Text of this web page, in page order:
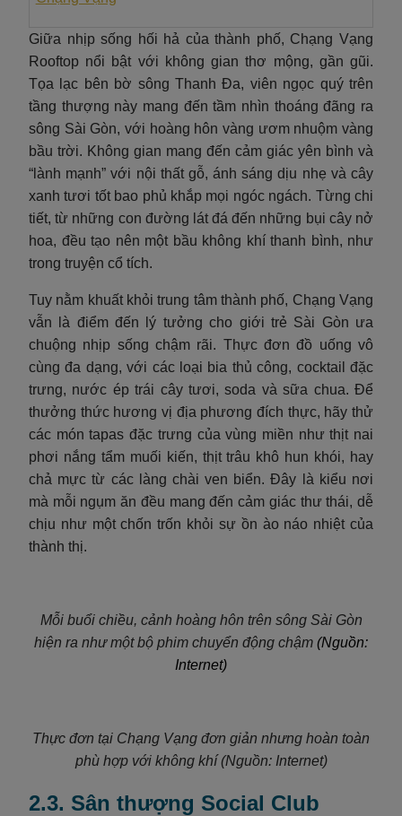
Giữa nhịp sống hối hả của thành phố, Chạng Vạng
Rooftop nổi bật với không gian thơ mộng, gần gũi.
Tọa lạc bên bờ sông Thanh Đa, viên ngọc quý trên
tầng thượng này mang đến tầm nhìn thoáng đãng ra
sông Sài Gòn, với hoàng hôn vàng ươm nhuộm vàng
bầu trời. Không gian mang đến cảm giác yên bình và
“lành mạnh” với nội thất gỗ, ánh sáng dịu nhẹ và cây
xanh tươi tốt bao phủ khắp mọi ngóc ngách. Từng chi
tiết, từ những con đường lát đá đến những bụi cây nở
hoa, đều tạo nên một bầu không khí thanh bình, như
trong truyện cổ tích.
Tuy nằm khuất khỏi trung tâm thành phố, Chạng Vạng
vẫn là điểm đến lý tưởng cho giới trẻ Sài Gòn ưa
chuộng nhịp sống chậm rãi. Thực đơn đồ uống vô
cùng đa dạng, với các loại bia thủ công, cocktail đặc
trưng, nước ép trái cây tươi, soda và sữa chua. Để
thưởng thức hương vị địa phương đích thực, hãy thử
các món tapas đặc trưng của vùng miền như thịt nai
phơi nắng tẩm muối kiến, thịt trâu khô hun khói, hay
chả mực từ các làng chài ven biển. Đây là kiểu nơi
mà mỗi ngụm ăn đều mang đến cảm giác thư thái, dễ
chịu như một chốn trốn khỏi sự ồn ào náo nhiệt của
thành thị.
Mỗi buổi chiều, cảnh hoàng hôn trên sông Sài Gòn
hiện ra như một bộ phim chuyển động chậm (Nguồn:
Internet)
Thực đơn tại Chạng Vạng đơn giản nhưng hoàn toàn
phù hợp với không khí (Nguồn: Internet)
2.3. Sân thượng Social Club